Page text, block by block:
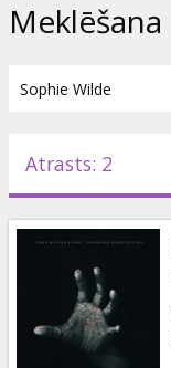
Pasākumi
Ziņas
Dāvanu
kartes
Meklēšana
Atrasts: 2